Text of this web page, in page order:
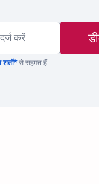
से सहमत हैं